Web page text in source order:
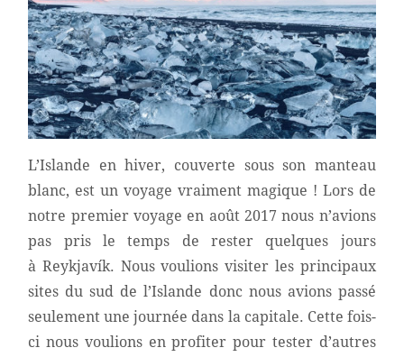
L’Islande en hiver, couverte sous son manteau
blanc, est un voyage vraiment magique ! Lors de
notre premier voyage en août 2017 nous n’avions
pas pris le temps de rester quelques jours
à Reykjavík. Nous voulions visiter les principaux
sites du sud de l’Islande donc nous avions passé
seulement une journée dans la capitale. Cette fois-
ci nous voulions en profiter pour tester d’autres